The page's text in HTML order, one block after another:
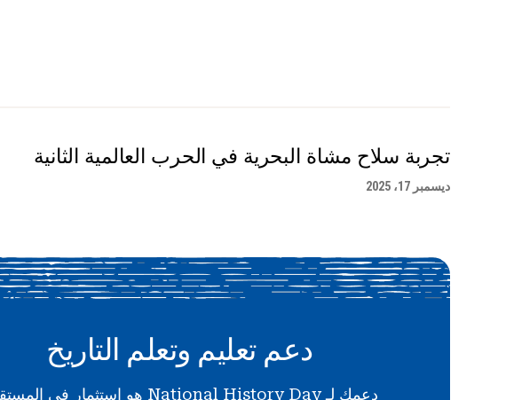
تجربة سلاح مشاة البحرية في الحرب العالمية الثانية
ديسمبر 17، 2025
دعم تعليم وتعلم التاريخ
دعمك لـ National History Day هو استثمار في المستقبل